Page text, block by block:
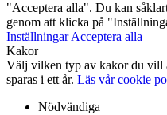
"Acceptera alla". Du kan
genom att klicka på
InställningarAcceptera alla
Kakor
Välj vilken typ av kakor du vill
sparas i ett år. Läs vår cookie
Nödvändiga